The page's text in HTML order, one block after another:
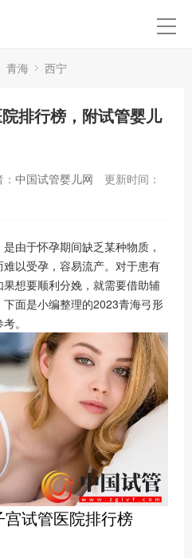
青海 西宁
排行榜，附试管婴儿
中国试管婴儿网
更新时间：
由于怀孕期间缺乏某种物质，
以受孕，容易流产。对于患有
想要顺利分娩，就需要借助辅
面是小编整理的2023青海弓形
。
试管医院排行榜